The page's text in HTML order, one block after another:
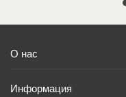
О нас
Информация